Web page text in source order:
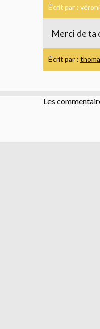
Écrit par :
Merci de ta
Écrit par :
Les